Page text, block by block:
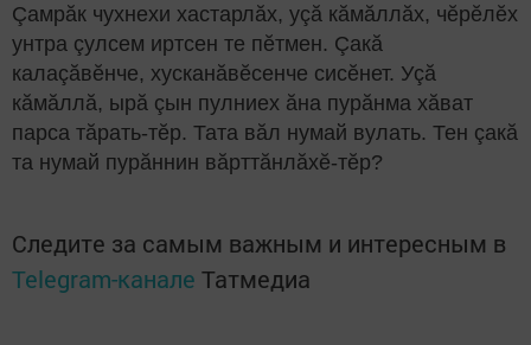
Çамрăк чухнехи хастарлăх, уçă кăмăллăх, чӗрӗлӗх
унтра çулсем иртсен те пӗтмен. Çакă
калаçăвӗнче, хусканăвӗсенче сисӗнет. Уçă
кăмăллă, ырă çын пулниех ăна пурăнма хăват
парса тăрать-тӗр. Тата вăл нумай вулать. Тен çакă
та нумай пурăннин вăрттăнлăхӗ-тӗр?
Следите за самым важным и интересным в
Telegram-канале Татмедиа